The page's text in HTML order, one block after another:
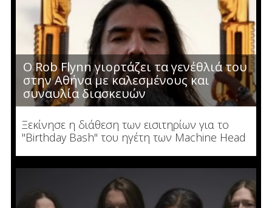
O Rob Flynn γιορτάζει τα γενέθλιά του
στην Αθήνα με καλεσμένους και
συναυλία διασκευών
Ξεκίνησε η διάθεση των εισιτηρίων για το
"Birthday Bash" του ηγέτη των Machine Head